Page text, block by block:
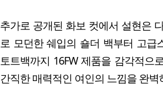
추가로 공개된 화보 컷에서 설현은
로 모던한 쉐입의 숄더 백부터 고급
토트백까지 16FW 제품을 감각적으
간직한 매력적인 여인의 느낌을 완벽